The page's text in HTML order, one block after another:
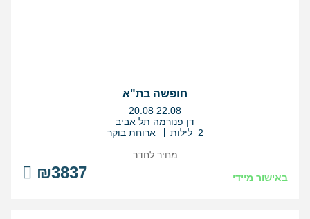
חופשה בת"א
בין
התאריכים,
20.08 22.08
דן פנורמה תל אביב
2 לילות
ארוחת בוקר
באישור מיידי ₪3837
מחיר לחדר